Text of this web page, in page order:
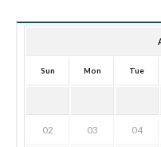
Sun Mon Tue
02 03 04